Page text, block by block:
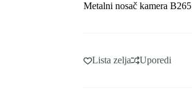
Metalni nosač kamera B265
Lista zelja Uporedi